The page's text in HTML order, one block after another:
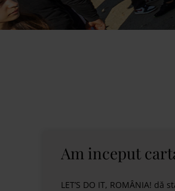
Am inceput
LET’S DO IT, ROMÂNIA! dă